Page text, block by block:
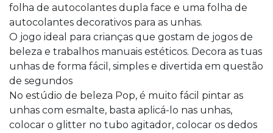
folha de autocolantes dupla face e uma folha de
autocolantes decorativos para as unhas.
O jogo ideal para crianças que gostam de jogos de
beleza e trabalhos manuais estéticos. Decora as tuas
unhas de forma fácil, simples e divertida em questão
de segundos
No estúdio de beleza Pop, é muito fácil pintar as
unhas com esmalte, basta aplicá-lo nas unhas,
colocar o glitter no tubo agitador, colocar os dedos